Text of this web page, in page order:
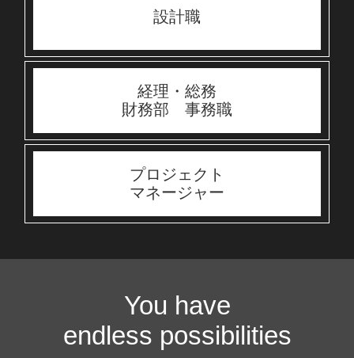
設計職
経理・総務
財務部 事務職
プロジェクト
マネージャー
You have
endless possibilities